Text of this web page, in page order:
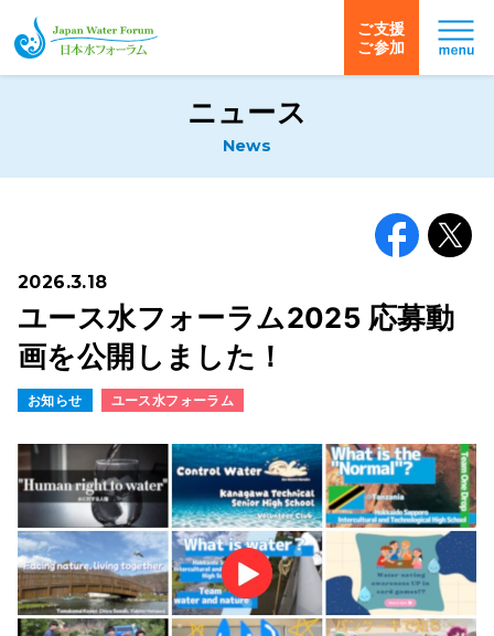
日本水フォーラム
ご支援
ご参加
ニュース
News
2026.3.18
ユース水フォーラム2025 応募動
画を公開しました！
お知らせ ユース水フォーラム